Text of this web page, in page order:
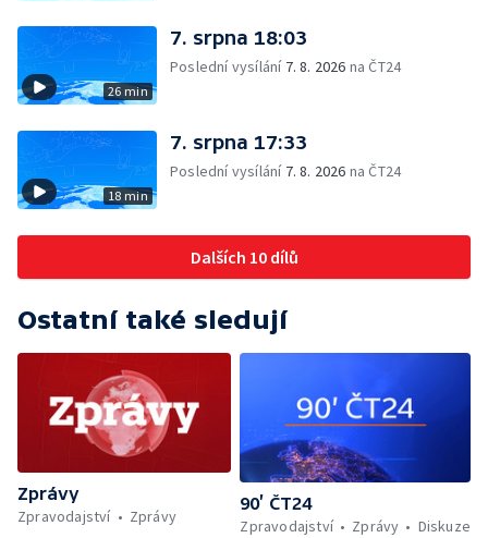
26 min
7. srpna 18:03
Poslední vysílání 7. 8. 2026 na ČT24
18 min
7. srpna 17:33
Poslední vysílání 7. 8. 2026 na ČT24
Dalších 10 dílů
Ostatní také sledují
Zprávy
Zpravodajství
Zprávy
90’ ČT24
Zpravodajství
Zprávy Diskuze